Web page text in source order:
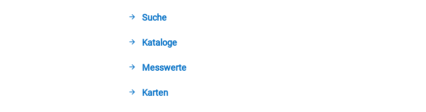
Suche
Kataloge
Messwerte
Karten